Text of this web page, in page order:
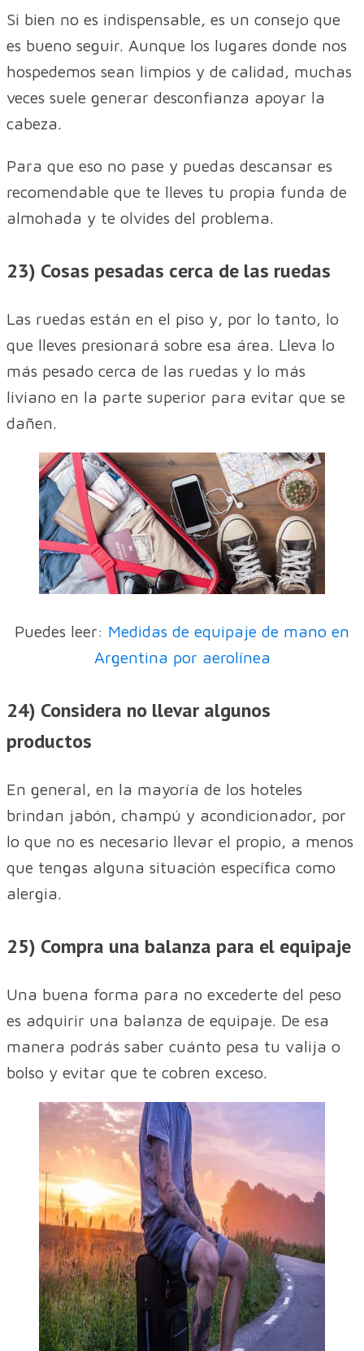
Si bien no es indispensable, es un consejo que
es bueno seguir. Aunque los lugares donde nos
hospedemos sean limpios y de calidad, muchas
veces suele generar desconfianza apoyar la
cabeza.
Para que eso no pase y puedas descansar es
recomendable que te lleves tu propia funda de
almohada y te olvides del problema.
23) Cosas pesadas cerca de las ruedas
Las ruedas están en el piso y, por lo tanto, lo
que lleves presionará sobre esa área. Lleva lo
más pesado cerca de las ruedas y lo más
liviano en la parte superior para evitar que se
dañen.
Puedes leer: Medidas de equipaje de mano en
Argentina por aerolínea
24) Considera no llevar algunos
productos
En general, en la mayoría de los hoteles
brindan jabón, champú y acondicionador, por
lo que no es necesario llevar el propio, a menos
que tengas alguna situación específica como
alergia.
25) Compra una balanza para el equipaje
Una buena forma para no excederte del peso
es adquirir una balanza de equipaje. De esa
manera podrás saber cuánto pesa tu valija o
bolso y evitar que te cobren exceso.